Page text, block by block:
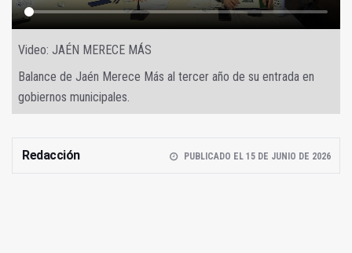
Video: JAÉN MERECE MÁS
Balance de Jaén Merece Más al tercer año de su entrada en
gobiernos municipales.
Redacción PUBLICADO EL 15 DE JUNIO DE 2026